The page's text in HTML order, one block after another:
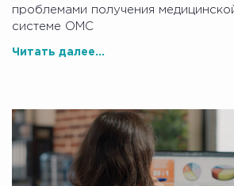
проблемами получения
системе ОМС
Читать далее...